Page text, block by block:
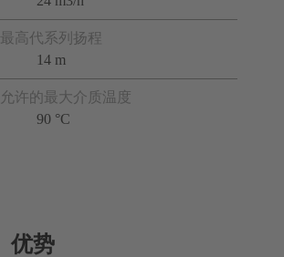
最高代系列扬程
14 m
允许的最大介质温度
90 °C
优势